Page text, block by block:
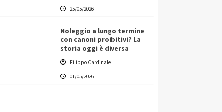
25/05/2026
Noleggio a lungo termine
con canoni proibitivi? La
storia oggi è diversa
Filippo Cardinale
01/05/2026